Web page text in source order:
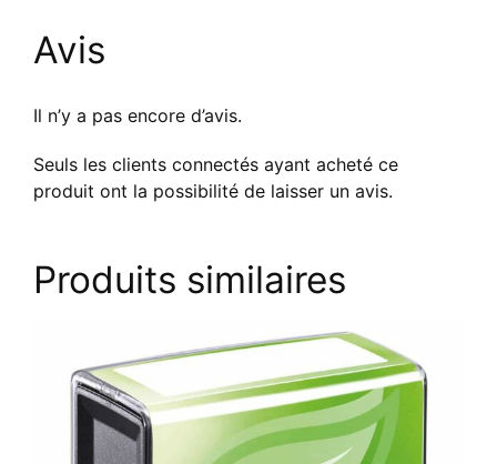
Avis
Il n’y a pas encore d’avis.
Seuls les clients connectés ayant acheté ce
produit ont la possibilité de laisser un avis.
Produits similaires